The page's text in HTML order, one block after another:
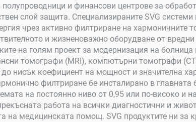
полупроводници и финансови центрове за
слой защита. Специализираните SVG
чрез активно филтриране на хармоничните
и жизненоважно оборудване от
на голям проект за модернизация на
томографи (MRI), компютърни томографи
до нисък коефициент на мощност и значителна
филтриране бе инсталирано в
на постоянно ниво от 0,95 или по-високо и
работа на всички диагностични и
на медицинската помощ. SVG продуктите ни